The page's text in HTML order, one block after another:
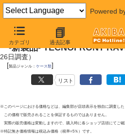
Powered
カテゴリ 過去記事
2011年6月25日
-新製品- TECNOFRONT
26日調査）
[製品ジャンル： ケース類]
リスト
※このページにおける価格などは、編集部が店頭表示を独自に調査した
この価格で販売されることを保証するものではありません。
実際の販売価格は変動しますので、購入時に各ショップ店頭にてご確
※特記無き価格情報は税込み価格（税率=5％）です。